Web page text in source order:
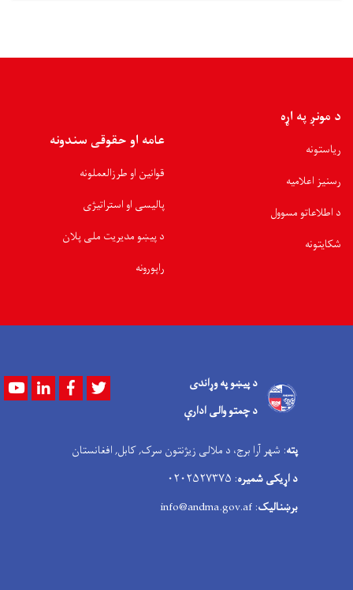
د مونږ په اړه
ریاستونه
رسنیز اعلامیه
د اطلاعاتو مسوول
شکایتونه
عامه او حقوقی سندونه
قوانین او طرزالعملونه
پالیسی او استراتیژی
د پیښو مدیریت ملی پلان
راپورونه
د پیښو په وړاندی
د چمتو والی ادارې
YoutubeLinkedInFacebook
پته: شهر آرا برج، د ملالی زیژنتون سرک, کابل, افغانستان
د اړیکی شمیره: ۰۲۰۲۵۲۷۳۷۵
برښنالیک: info@andma.gov.af